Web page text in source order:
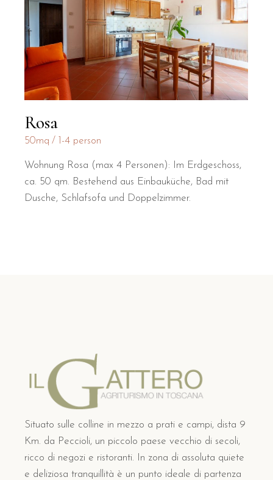
Rosa
50mq 1-4 person
Wohnung Rosa (max 4 Personen): Im Erdgeschoss,
ca. 50 qm. Bestehend aus Einbauküche, Bad mit
Dusche, Schlafsofa und Doppelzimmer.
Situato sulle colline in mezzo a prati e campi, dista 9
Km. da Peccioli, un piccolo paese vecchio di secoli,
ricco di negozi e ristoranti. In zona di assoluta quiete
e deliziosa tranquillità è un punto ideale di partenza